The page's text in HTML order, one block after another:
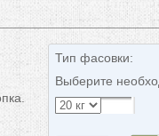
Тип фасовки:
Выберите